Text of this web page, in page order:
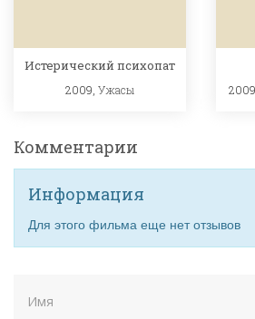
Истерический психопат
2009, Ужасы
Комментарии
Информация
Для этого фильма еще нет отзывов